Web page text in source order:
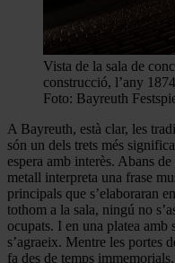
Vista de la sala de
construcció, l’any
Foto: Bayreuth
A Bayreuth, està clar, les
són un dels trets més
espera amb interès. Abans
metall interpreta una frase
principals que s’elaboraran
tothom a la sala, ningú no
ocupats. I en una platea
s’agraeix. Mentre les portes
fa des de temps